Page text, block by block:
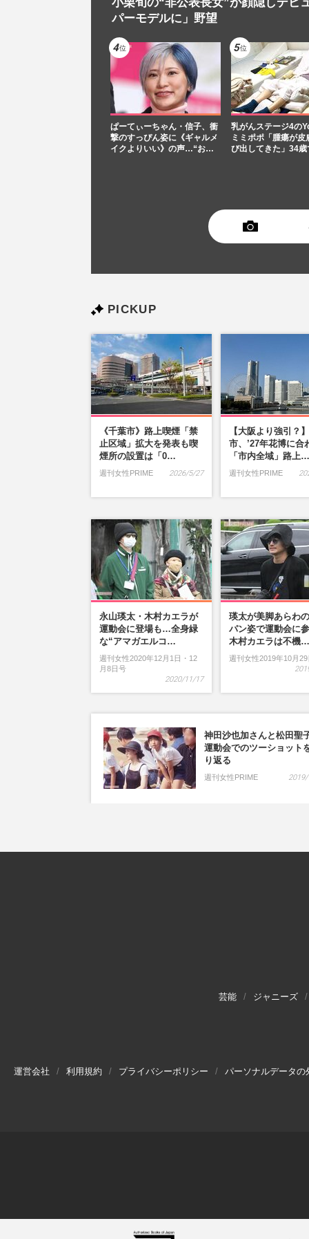
パーモデルに」野望
ぱーてぃーちゃん・信子、衝
撃のすっぴん姿に《ギャルメ
イクよりいい》の声…“お…
乳がんステージ4の
ミミポポ「腫瘍が皮
び出してきた」34
PICKUP
《千葉市》路上喫煙「禁
止区域」拡大を発表も喫
煙所の設置は「0…
週刊女性PRIME 2026/5/27
【大阪より強引？
市、’27年花博に合
「市内全域」路上…
週刊女性PRIME
永山瑛太・木村カエラが
運動会に登場も…全身緑
な“アマガエルコ…
週刊女性2020年12月1日・12
月8日号
2020/11/17
瑛太が美脚あらわ
パン姿で運動会に
木村カエラは不機…
週刊女性2019年10月
神田沙也加さんと松田聖
運動会でのツーショット
り返る
週刊女性PRIME
芸能 ジャニーズ
運営会社 利用規約 プライバシーポリシー パーソナルデータの